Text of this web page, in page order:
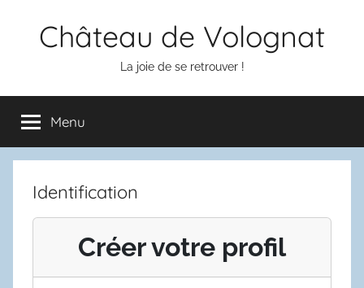
Château de Volognat
La joie de se retrouver !
Menu
Identification
Créer votre profil